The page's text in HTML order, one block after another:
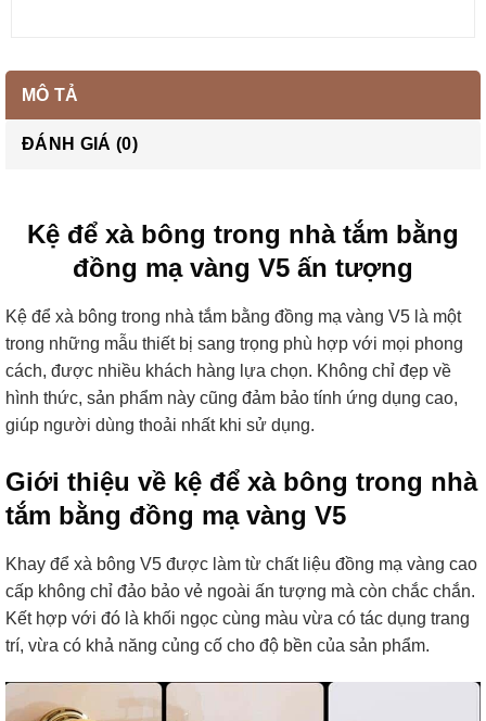
MÔ TẢ
ĐÁNH GIÁ (0)
Kệ để xà bông trong nhà tắm bằng
đồng mạ vàng V5 ấn tượng
Kệ để xà bông trong nhà tắm bằng đồng mạ vàng V5 là một
trong những mẫu thiết bị sang trọng phù hợp với mọi phong
cách, được nhiều khách hàng lựa chọn. Không chỉ đẹp về
hình thức, sản phẩm này cũng đảm bảo tính ứng dụng cao,
giúp người dùng thoải nhất khi sử dụng.
Giới thiệu về kệ để xà bông trong nhà
tắm bằng đồng mạ vàng V5
Khay để xà bông V5 được làm từ chất liệu đồng mạ vàng cao
cấp không chỉ đảo bảo vẻ ngoài ấn tượng mà còn chắc chắn.
Kết hợp với đó là khối ngọc cùng màu vừa có tác dụng trang
trí, vừa có khả năng củng cố cho độ bền của sản phẩm.